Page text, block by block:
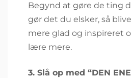
Begynd at gøre de ting
gør det du elsker, så
mere glad og inspireret
lære mere.
3. Slå op med “DEN